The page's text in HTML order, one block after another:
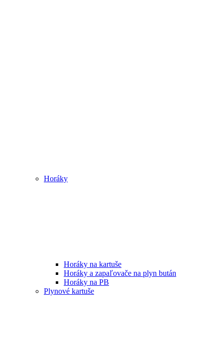
Horáky
Horáky na kartuše
Horáky a zapaľovače na plyn bután
Horáky na PB
Plynové kartuše